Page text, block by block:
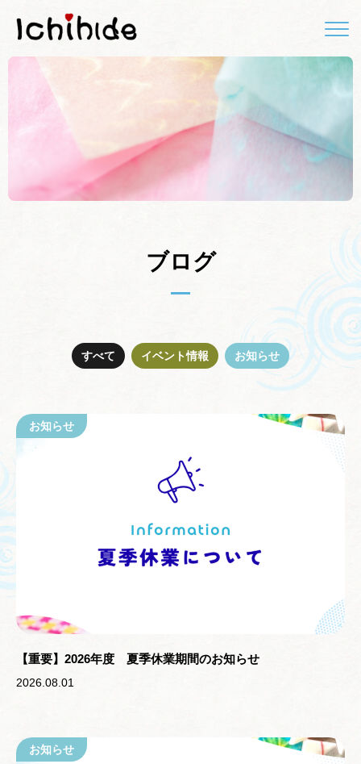
ブログ
すべて イベント情報 お知らせ
お知らせ
【重要】2026年度 夏季休業期間のお知らせ
2026.08.01
お知らせ